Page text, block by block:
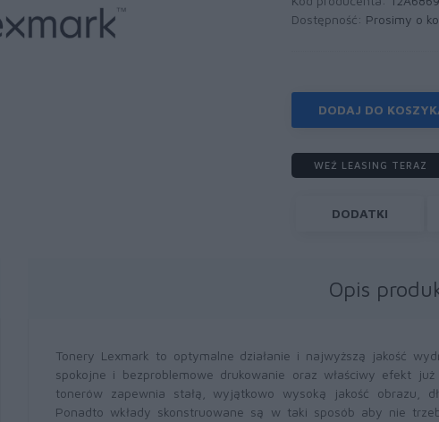
Dostępność: Prosimy o
DODAJ DO
WEŹ LEASING TERAZ
DODATKI
Opis
Tonery Lexmark to optymalne działanie i najwyższą jakość
spokojne i bezproblemowe drukowanie oraz właściwy efekt
tonerów zapewnia stałą, wyjątkowo wysoką jakość obrazu,
Ponadto wkłady skonstruowane są w taki sposób aby nie